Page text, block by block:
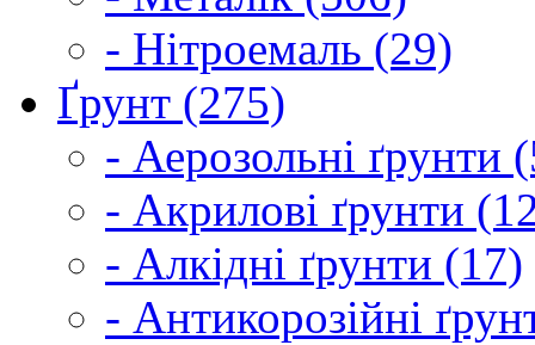
- Нітроемаль (29)
Ґрунт (275)
- Аерозольні ґрунти
- Акрилові ґрунти
- Алкідні ґрунти (17)
- Антикорозійні